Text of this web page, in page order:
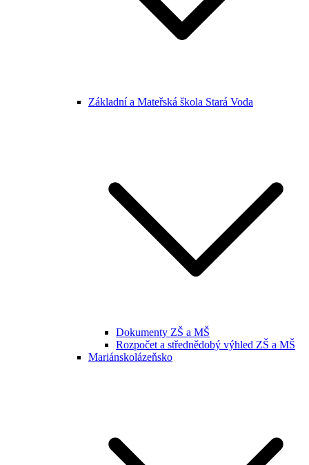
Základní a Mateřská škola Stará Voda
Dokumenty ZŠ a MŠ
Rozpočet a střednědobý výhled ZŠ a MŠ
Mariánskolázeňsko